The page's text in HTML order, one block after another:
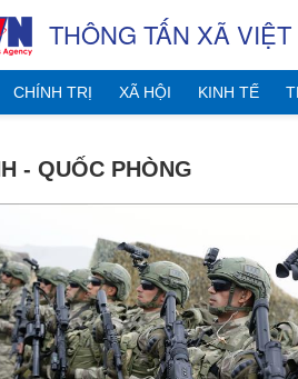
THÔNG TẤN XÃ
CHÍNH TRỊ XÃ HỘI KINH TẾ
- QUỐC PHÒNG